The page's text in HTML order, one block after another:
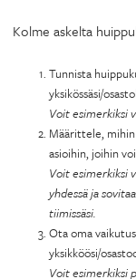
Kolme askelta
Tunnista
yksikössäsi/
Voit esimerkiksi
Määrittele,
asioihin, joihin
Voit esimerkiksi
yhdessä ja
tiimissäsi.
Ota oma
yksikköösi/
Voit esimerkiksi